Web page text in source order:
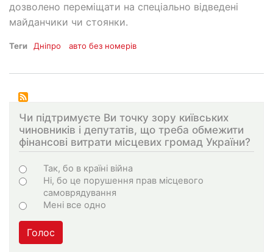
дозволено переміщати на спеціально відведені
майданчики чи стоянки.
Теги Дніпро авто без номерів
Чи підтримуєте Ви точку зору київських
чиновників і депутатів, що треба обмежити
фінансові витрати місцевих громад України?
Варіанти
Так, бо в країні війна
Ні, бо це порушення прав місцевого
самоврядування
Мені все одно
Голос